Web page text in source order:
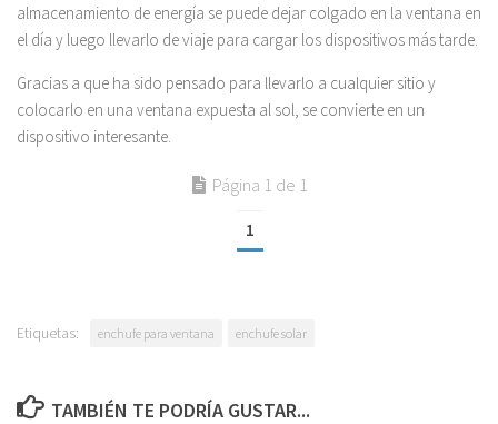
almacenamiento de energía se puede dejar colgado en la ventana en
el día y luego llevarlo de viaje para cargar los dispositivos más tarde.
Gracias a que ha sido pensado para llevarlo a cualquier sitio y
colocarlo en una ventana expuesta al sol, se convierte en un
dispositivo interesante.
Página 1 de 1
1
Etiquetas: enchufe para ventana enchufe solar
TAMBIÉN TE PODRÍA GUSTAR...